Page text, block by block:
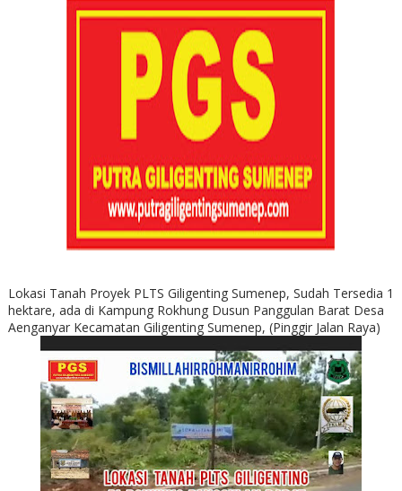
Lokasi Tanah Proyek PLTS Giligenting Sumenep, Sudah Tersedia 1
hektare, ada di Kampung Rokhung Dusun Panggulan Barat Desa
Aenganyar Kecamatan Giligenting Sumenep, (Pinggir Jalan Raya)